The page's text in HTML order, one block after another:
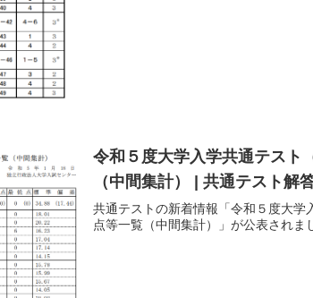
令和５度大学入学共通テスト
（中間集計） | 共通テスト解
共通テストの新着情報「令和５度大学
点等一覧（中間集計）」が公表されま